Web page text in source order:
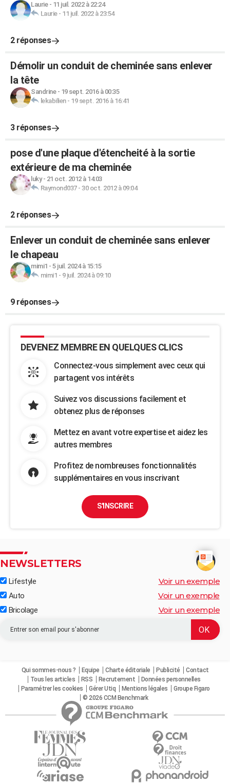
Laurie- 11 juil. 2022 à 22:24
Laurie- 11 juil. 2022 à 23:54
2 réponses
Démolir un conduit de cheminée sans enlever
la tête
Sandrine- 19 sept. 2016 à 00:35
lekabilien- 19 sept. 2016 à 16:41
3 réponses
pose d'une plaque d'étencheité à la sortie
extérieure de ma cheminée
luky- 21 oct. 2012 à 14:03
Raymond037- 30 oct. 2012 à 09:04
2 réponses
Enlever un conduit de cheminée sans enlever
le chapeau
mimi1 - 5 juil. 2024 à 15:15
mimi1 - 9 juil. 2024 à 09:10
9 réponses
DEVENEZ MEMBRE EN QUELQUES CLICS
Connectez-vous simplement avec ceux qui
partagent vos intérêts
Suivez vos discussions facilement et
obtenez plus de réponses
Mettez en avant votre expertise et aidez les
autres membres
Profitez de nombreuses fonctionnalités
supplémentaires en vous inscrivant
S'INSCRIRE
NEWSLETTERS
Lifestyle Voir un exemple
Auto Voir un exemple
Bricolage Voir un exemple
Qui sommes-nous ? Equipe Charte éditoriale Publicité
Contact
Tous les articles
RSS Recrutement
Données personnelles
Paramétrer les cookies
Gérer Utiq Mentions légales
Groupe Figaro
© 2026 CCM Benchmark